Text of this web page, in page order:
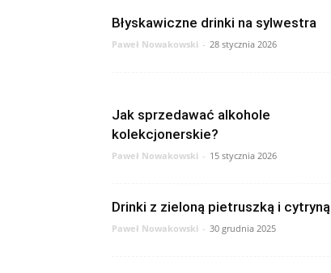
Błyskawiczne drinki na sylwestra
Paweł Nowakowski - 28 stycznia 2026
Jak sprzedawać alkohole
kolekcjonerskie?
Paweł Nowakowski - 15 stycznia 2026
Drinki z zieloną pietruszką i cytryną
Paweł Nowakowski - 30 grudnia 2025